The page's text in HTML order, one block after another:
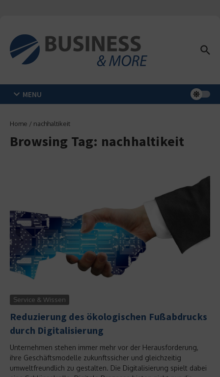
MENU
Home / nachhaltikeit
Browsing Tag: nachhaltikeit
Service & Wissen
Reduzierung des ökologischen Fußabdrucks
durch Digitalisierung
Unternehmen stehen immer mehr vor der Herausforderung,
ihre Geschäftsmodelle zukunftssicher und gleichzeitig
umweltfreundlich zu gestalten. Die Digitalisierung spielt dabei